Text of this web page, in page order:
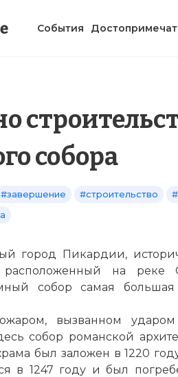
События
собора
#завершение #строительство
город Пикардии,
на реке
собор самая большая
вызванном
собор романской
был заложен в 1220
в 1247 году и был